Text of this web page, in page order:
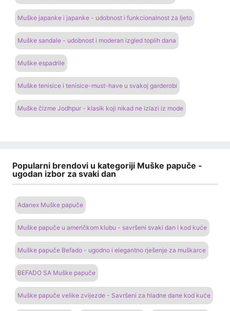
Muške japanke i japanke - udobnost i funkcionalnost za ljeto
Muške sandale - udobnost i moderan izgled toplih dana
Muške espadrile
Muške tenisice i tenisice-must-have u svakoj garderobi
Muške čizme Jodhpur - klasik koji nikad ne izlazi iz mode
Popularni brendovi u kategoriji Muške papuče -
ugodan izbor za svaki dan
Adanex Muške papuče
Muške papuče u američkom klubu - savršeni svaki dan i kod kuće
Muške papuče Befado - ugodno i elegantno rješenje za muškarce
BEFADO SA Muške papuče
Muške papuče velike zvijezde - Savršeni za hladne dane kod kuće